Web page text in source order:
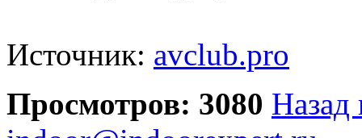
Источник: avclub.pro
Просмотров: 3080 Назад